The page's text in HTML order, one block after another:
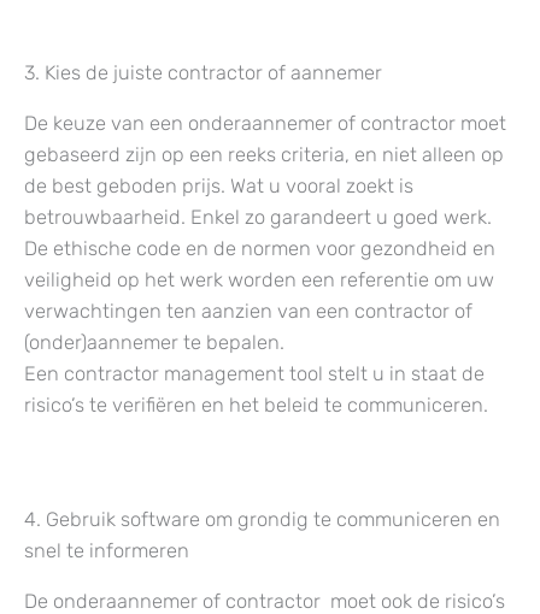
3. Kies de juiste contractor of aannemer
De keuze van een onderaannemer of contractor moet
gebaseerd zijn op een reeks criteria, en niet alleen op
de best geboden prijs. Wat u vooral zoekt is
betrouwbaarheid. Enkel zo garandeert u goed werk.
De ethische code en de normen voor gezondheid en
veiligheid op het werk worden een referentie om uw
verwachtingen ten aanzien van een contractor of
(onder)aannemer te bepalen.
Een contractor management tool stelt u in staat de
risico’s te verifiëren en het beleid te communiceren.
4. Gebruik software om grondig te communiceren en
snel te informeren
De onderaannemer of contractor moet ook de risico’s